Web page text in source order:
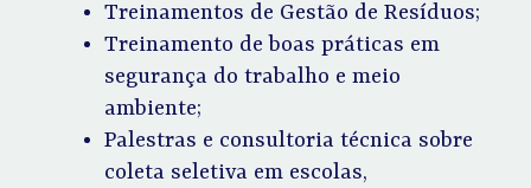
Treinamentos de Gestão de Resíduos;
Treinamento de boas práticas em
segurança do trabalho e meio
ambiente;
Palestras e consultoria técnica sobre
coleta seletiva em escolas,